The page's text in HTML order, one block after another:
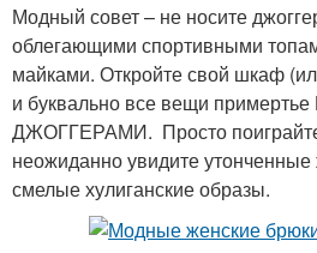
Модный совет – не носите
облегающими спортивными
майками. Откройте свой шкаф
и буквально все вещи
ДЖОГГЕРАМИ. Просто
неожиданно увидите
смелые хулиганские образы.